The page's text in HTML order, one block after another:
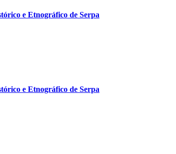
e Etnográfico de Serpa
e Etnográfico de Serpa